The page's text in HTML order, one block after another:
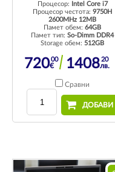
Процесор:
Intel Core i7
Процесор честота:9750H
2600MHz 12MB
Памет обем:64GB
Памет тип:So-Dimm DDR4
Storage обем: 512GB
72000
€ 140820
лв.
Сравни
ДОБАВИ